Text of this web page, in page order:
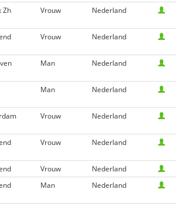
Zh Vrouw Nederland
Vrouw Nederland
Man Nederland
Man Nederland
Vrouw Nederland
Vrouw Nederland
Vrouw
Nederland
Man Nederland